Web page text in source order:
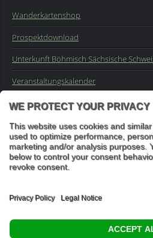
Wanderkartenshop
Prospektdownload
Unterkunft Böhmisch Sächsische
Veranstaltungskalender
Impressum
Buchungsanfrage
"In den Wäldern sind Dinge, über die
im Moos liegen könnte." (Franz Kafka)